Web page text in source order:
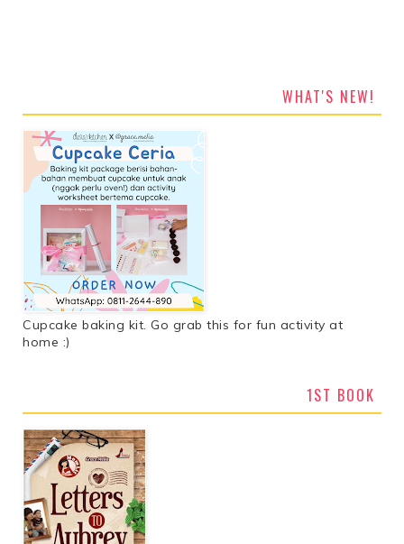
WHAT'S NEW!
Cupcake baking kit. Go grab this for fun activity at
home :)
1ST BOOK